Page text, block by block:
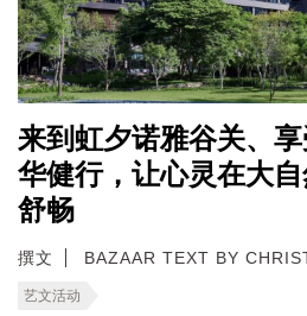
来到虹夕诺雅谷关、
华健行，让心灵在大
舒畅
撰文 BAZAAR TEXT BY
艺文活动